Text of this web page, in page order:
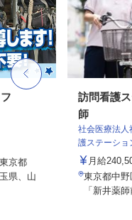
京都
県、山
訪問看護
師
社会医療法
護ステーショ
月給
東京都中
「新井薬